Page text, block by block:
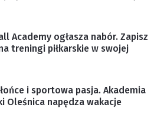
Academy ogłasza nabór. Zapisz
treningi piłkarskie w swojej
i sportowa pasja. Akademia
Oleśnica napędza wakacje